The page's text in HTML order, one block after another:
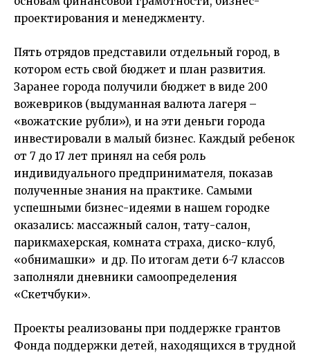
проектирования и менеджменту.
Пять отрядов представили отдельный город, в
котором есть свой бюджет и план развития.
Заранее города получили бюджет в виде 200
вожевриков (выдуманная валюта лагеря –
«вожатские рубли»), и на эти деньги города
инвестировали в малый бизнес. Каждый ребенок
от 7 до 17 лет принял на себя роль
индивидуального предпринимателя, показав
полученные знания на практике. Самыми
успешными бизнес-идеями в нашем городке
оказались: массажный салон, тату-салон,
парикмахерская, комната страха, диско-клуб,
«обнимашки» и др. По итогам дети 6-7 классов
заполняли дневники самоопределения
«Скетчбуки».
Проекты реализованы при поддержке грантов
Фонда поддержки детей, находящихся в трудной